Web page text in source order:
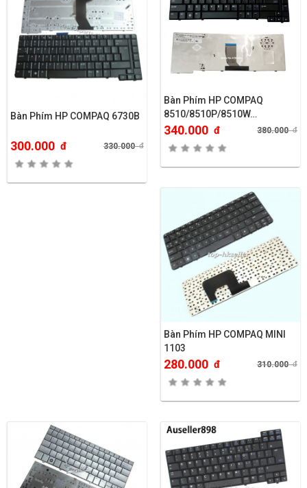
Bàn Phím HP COMPAQ 6730B
300.000 đ 330.000đ
Bàn Phím HP COMPAQ
8510/8510P/8510W…
340.000 đ 380.000đ
Bàn Phím HP COMPAQ MINI
1103
280.000 đ 310.000đ